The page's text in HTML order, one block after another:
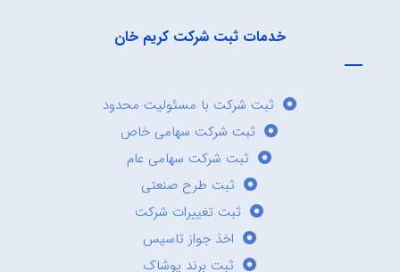
خدمات ثبت شرکت کریم خان
ثبت شرکت با مسئولیت محدود
ثبت شرکت سهامی خاص
ثبت شرکت سهامی عام
ثبت طرح صنعتی
ثبت تغییرات شرکت
اخذ جواز تاسیس
ثبت برند پوشاک